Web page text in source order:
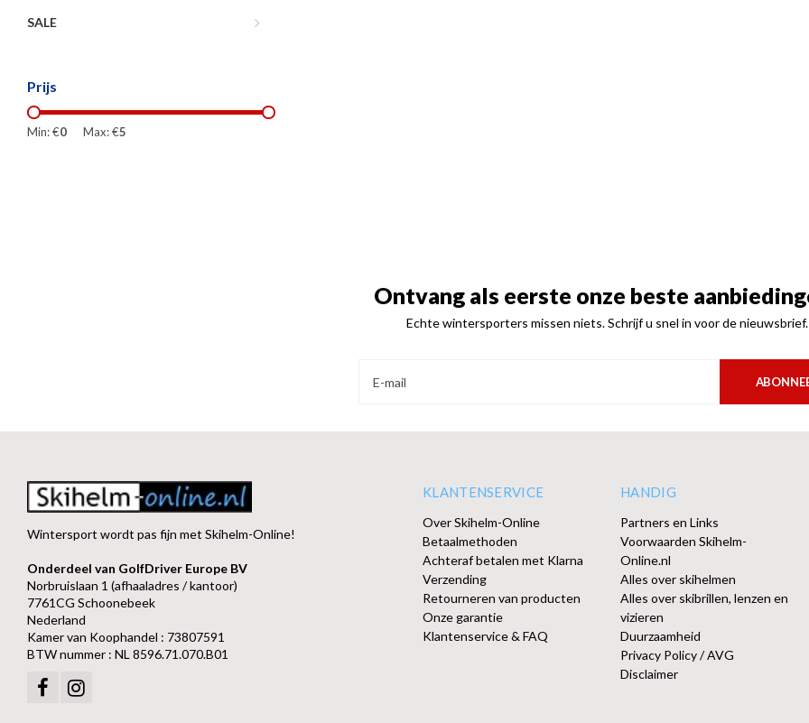
SALE
Prijs
Min: €0 Max: €5
Ontvang als eerste onze beste
Echte wintersporters missen niets. Schrijf u snel in voor de nieuwsbrief.
Wintersport wordt pas fijn met Skihelm-Online!
Onderdeel van GolfDriver Europe BV
Norbruislaan 1 (afhaaladres / kantoor)
7761CG Schoonebeek
Nederland
Kamer van Koophandel : 73807591
BTW nummer : NL 8596.71.070.B01
KLANTENSERVICE
Over Skihelm-Online
Betaalmethoden
Achteraf betalen met Klarna
Verzending
Retourneren van producten
Onze garantie
Klantenservice & FAQ
HANDIG
Partners en Links
Voorwaarden Skihelm-
Online.nl
Alles over skihelmen
Alles over skibrillen, lenzen en
vizieren
Duurzaamheid
Privacy Policy / AVG
Disclaimer